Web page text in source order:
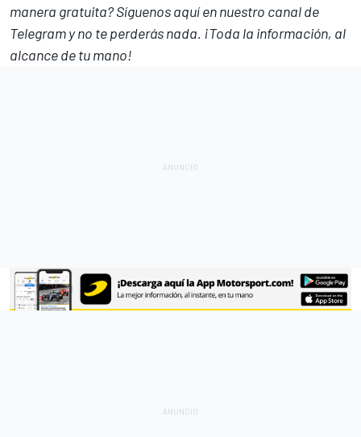
manera gratuita? Síguenosaquí en nuestro canal de
Telegramy no te perderás nada. ¡Toda la información, al
alcance de tu mano!